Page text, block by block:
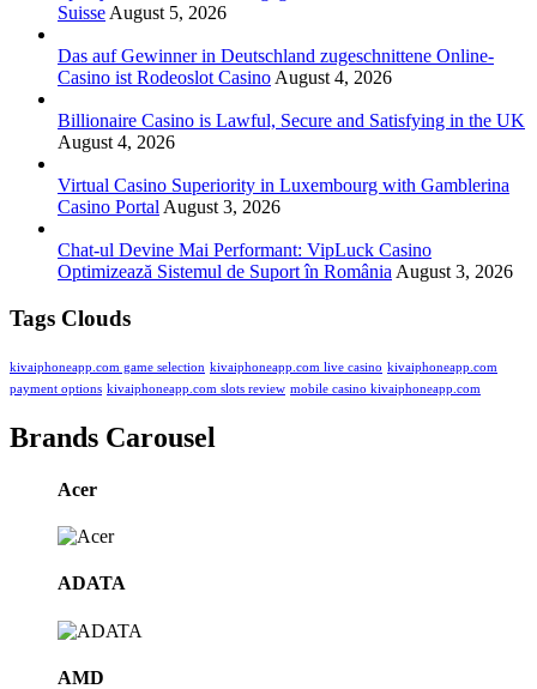
Suisse August 5, 2026
Das auf Gewinner in Deutschland zugeschnittene Online-
Casino ist Rodeoslot Casino August 4, 2026
Billionaire Casino is Lawful, Secure and Satisfying in the UK
August 4, 2026
Virtual Casino Superiority in Luxembourg with Gamblerina
Casino Portal August 3, 2026
Chat-ul Devine Mai Performant: VipLuck Casino
Optimizează Sistemul de Suport în România August 3, 2026
Tags Clouds
kivaiphoneapp.com game selection kivaiphoneapp.com live casino kivaiphoneapp.com
payment options kivaiphoneapp.com slots review mobile casino kivaiphoneapp.com
Brands Carousel
Acer
ADATA
AMD